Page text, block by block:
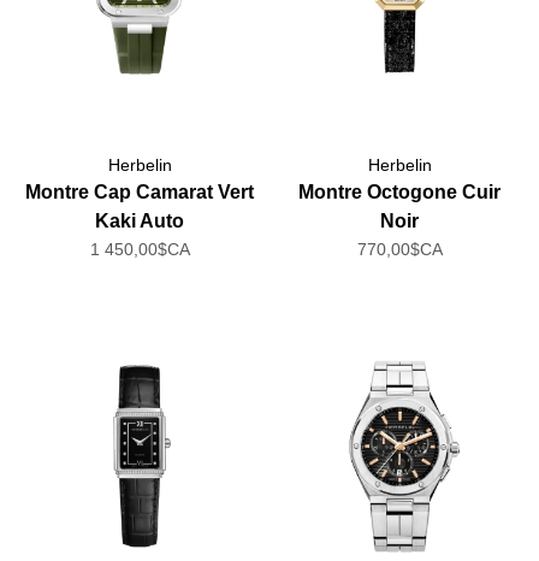
Herbelin
Montre Cap Camarat Vert
Kaki Auto
1 450,00$CA
Herbelin
Montre Octogone Cuir
Noir
770,00$CA